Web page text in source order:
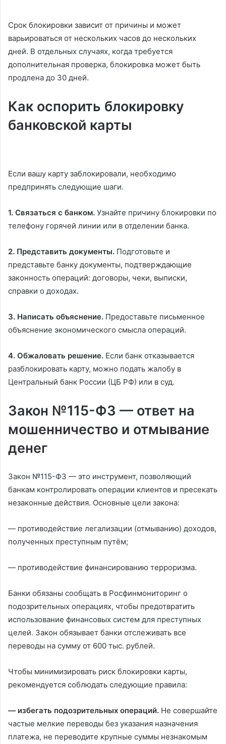
Срок блокировки зависит от причины и может
варьироваться от нескольких часов до нескольких
дней. В отдельных случаях, когда требуется
дополнительная проверка, блокировка может быть
продлена до 30 дней.
Как оспорить блокировку
банковской карты
Если вашу карту заблокировали, необходимо
предпринять следующие шаги.
1. Связаться с банком. Узнайте причину блокировки по
телефону горячей линии или в отделении банка.
2. Представить документы. Подготовьте и
представьте банку документы, подтверждающие
законность операций: договоры, чеки, выписки,
справки о доходах.
3. Написать объяснение. Предоставьте письменное
объяснение экономического смысла операций.
4. Обжаловать решение. Если банк отказывается
разблокировать карту, можно подать жалобу в
Центральный банк России (ЦБ РФ) или в суд.
Закон №115-ФЗ — ответ на
мошенничество и отмывание
денег
Закон №115-ФЗ — это инструмент, позволяющий
банкам контролировать операции клиентов и пресекать
незаконные действия. Основные цели закона:
— противодействие легализации (отмыванию) доходов,
полученных преступным путём;
— противодействие финансированию терроризма.
Банки обязаны сообщать в Росфинмониторинг о
подозрительных операциях, чтобы предотвратить
использование финансовых систем для преступных
целей. Закон обязывает банки отслеживать все
переводы на сумму от 600 тыс. рублей.
Чтобы минимизировать риск блокировки карты,
рекомендуется соблюдать следующие правила:
— избегать подозрительных операций. Не совершайте
частые мелкие переводы без указания назначения
платежа, не переводите крупные суммы незнакомым